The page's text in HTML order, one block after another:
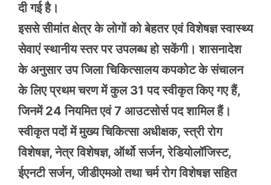
दी गई है।
इससे सीमांत क्षेत्र के लोगों को बेहतर एवं विशेषज्ञ स्वास्थ्य
सेवाएं स्थानीय स्तर पर उपलब्ध हो सकेंगी। शासनादेश
के अनुसार उप जिला चिकित्सालय कपकोट के संचालन
के लिए प्रथम चरण में कुल 31 पद स्वीकृत किए गए हैं,
जिनमें 24 नियमित एवं 7 आउटसोर्स पद शामिल हैं।
स्वीकृत पदों में मुख्य चिकित्सा अधीक्षक, स्त्री रोग
विशेषज्ञ, नेत्र विशेषज्ञ, ऑर्थो सर्जन, रेडियोलॉजिस्ट,
ईएनटी सर्जन, जीडीएमओ तथा चर्म रोग विशेषज्ञ सहित